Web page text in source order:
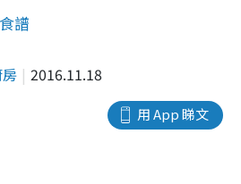
食譜
2016.11.18
用 App 睇文